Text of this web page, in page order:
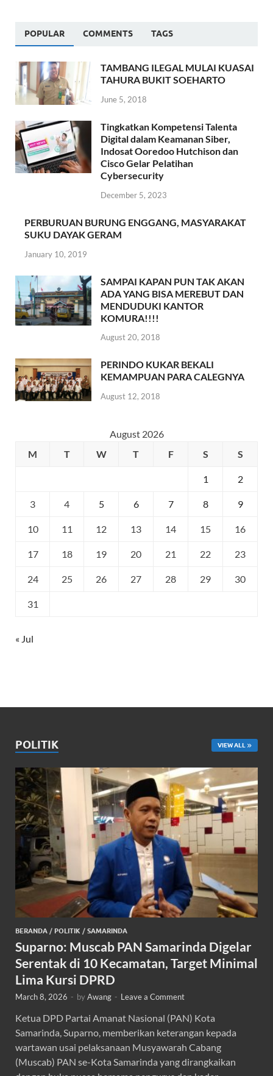
POPULAR COMMENTS TAGS
TAMBANG ILEGAL MULAI KUASAI
TAHURA BUKIT SOEHARTO
June 5, 2018
Tingkatkan Kompetensi Talenta
Digital dalam Keamanan Siber,
Indosat Ooredoo Hutchison dan
Cisco Gelar Pelatihan
Cybersecurity
December 5, 2023
PERBURUAN BURUNG ENGGANG, MASYARAKAT
SUKU DAYAK GERAM
January 10, 2019
SAMPAI KAPAN PUN TAK AKAN
ADA YANG BISA MEREBUT DAN
MENDUDUKI KANTOR
KOMURA!!!!
August 20, 2018
PERINDO KUKAR BEKALI
KEMAMPUAN PARA CALEGNYA
August 12, 2018
August 2026
M
T W T F S S
1 2
3 4 5 6 7 8 9
10 11 12 13 14 15 16
17 18 19 20 21 22 23
24 25 26 27 28 29 30
31
« Jul
POLITIK VIEW ALL
BERANDA / POLITIK / SAMARINDA
Suparno: Muscab PAN Samarinda Digelar
Serentak di 10 Kecamatan, Target Minimal
Lima Kursi DPRD
March 8, 2026 - byAwang - Leave a Comment
Ketua DPD Partai Amanat Nasional (PAN) Kota
Samarinda, Suparno, memberikan keterangan kepada
wartawan usai pelaksanaan Musyawarah Cabang
(Muscab) PAN se-Kota Samarinda yang dirangkaikan